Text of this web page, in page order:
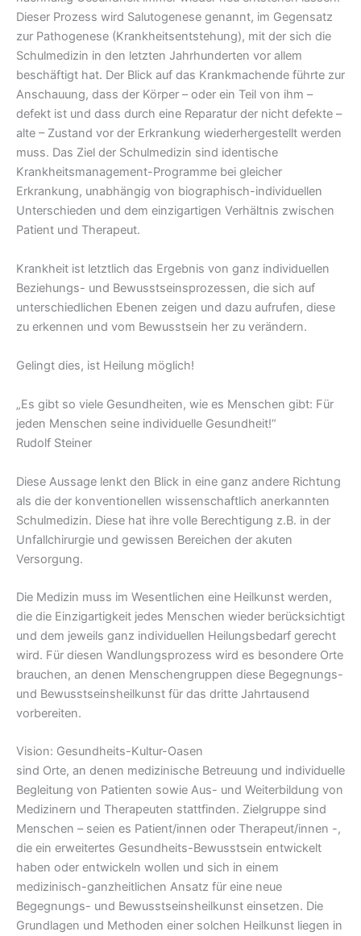
Dieser Prozess wird Salutogenese genannt, im Gegensatz
zur Pathogenese (Krankheitsentstehung), mit der sich die
Schulmedizin in den letzten Jahrhunderten vor allem
beschäftigt hat. Der Blick auf das Krankmachende führte zur
Anschauung, dass der Körper – oder ein Teil von ihm –
defekt ist und dass durch eine Reparatur der nicht defekte –
alte – Zustand vor der Erkrankung wiederhergestellt werden
muss. Das Ziel der Schulmedizin sind identische
Krankheitsmanagement-Programme bei gleicher
Erkrankung, unabhängig von biographisch-individuellen
Unterschieden und dem einzigartigen Verhältnis zwischen
Patient und Therapeut.
Krankheit ist letztlich das Ergebnis von ganz individuellen
Beziehungs- und Bewusstseinsprozessen, die sich auf
unterschiedlichen Ebenen zeigen und dazu aufrufen, diese
zu erkennen und vom Bewusstsein her zu verändern.
Gelingt dies, ist Heilung möglich!
„Es gibt so viele Gesundheiten, wie es Menschen gibt: Für
jeden Menschen seine individuelle Gesundheit!“
Rudolf Steiner
Diese Aussage lenkt den Blick in eine ganz andere Richtung
als die der konventionellen wissenschaftlich anerkannten
Schulmedizin. Diese hat ihre volle Berechtigung z.B. in der
Unfallchirurgie und gewissen Bereichen der akuten
Versorgung.
Die Medizin muss im Wesentlichen eine Heilkunst werden,
die die Einzigartigkeit jedes Menschen wieder berücksichtigt
und dem jeweils ganz individuellen Heilungsbedarf gerecht
wird. Für diesen Wandlungsprozess wird es besondere Orte
brauchen, an denen Menschengruppen diese Begegnungs-
und Bewusstseinsheilkunst für das dritte Jahrtausend
vorbereiten.
Vision: Gesundheits-Kultur-Oasen
sind Orte, an denen medizinische Betreuung und individuelle
Begleitung von Patienten sowie Aus- und Weiterbildung von
Medizinern und Therapeuten stattfinden. Zielgruppe sind
Menschen – seien es Patient/innen oder Therapeut/innen -,
die ein erweitertes Ge­sundheits-Bewusstsein entwickelt
haben oder ent­wickeln wollen und sich in einem
medizinisch-ganz­heitlichen Ansatz für eine neue
Begegnungs- und Bewusstseinsheilkunst einsetzen. Die
Grundla­gen und Methoden ei­ner solchen Heilkunst liegen in